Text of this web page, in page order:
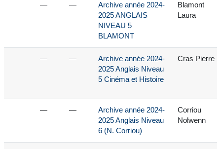
— —
Archive année 2024-
2025 ANGLAIS
NIVEAU 5
BLAMONT
Blamont
Laura
— —
Archive année 2024-
2025 Anglais Niveau
5 Cinéma et Histoire
Cras Pierre
— —
Archive année 2024-
2025 Anglais Niveau
6 (N. Corriou)
Corriou
Nolwenn